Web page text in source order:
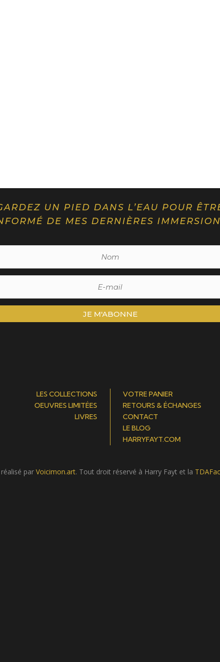
UN PIED DANS L’EAU POUR
DE MES DERNIÈRES
JE M'ABONNE
LES COLLECTIONS
OEUVRES LIMITÉES
LIVRES
VOTRE PANIER
RETOURS & ÉCHANGES
CONTACT
LE BLOG
HARRYFAYT.COM
par Voicimon.art. Tout droit réservé à Harry Fayt et la